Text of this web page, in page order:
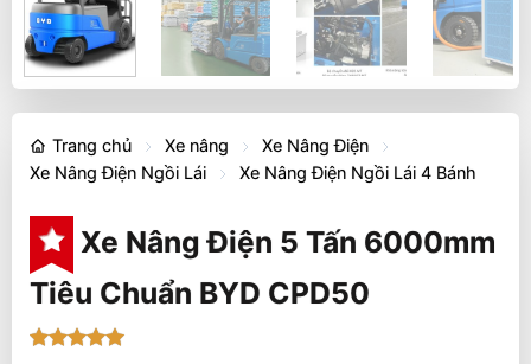
Trang chủ Xe nâng
Xe Nâng Điện
Xe Nâng Điện Ngồi Lái
Xe Nâng Điện Ngồi Lái 4 Bánh
Xe Nâng Điện 5 Tấn 6000mm
Tiêu Chuẩn BYD CPD50